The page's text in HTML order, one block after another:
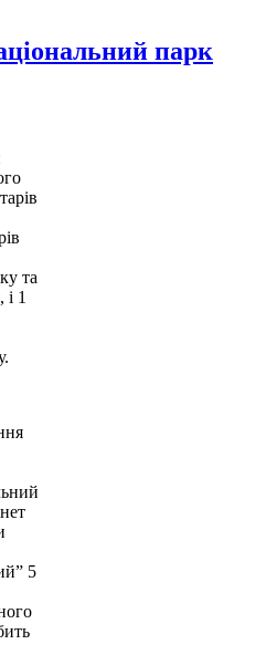
парк
та
1
5